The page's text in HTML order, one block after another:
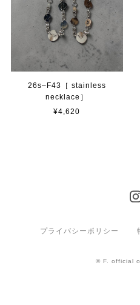
26s–F43［ stainless
necklace］
¥4,620
プライバシーポリシー
© F. official